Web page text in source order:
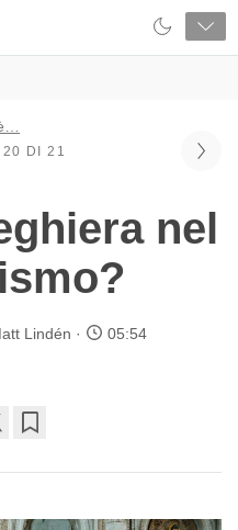
20 DI 21
nel
Lindén 05:54